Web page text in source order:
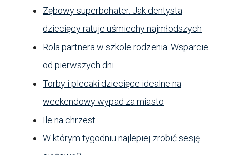
Zębowy superbohater. Jak dentysta
dziecięcy ratuje uśmiechy najmłodszych
Rola partnera w szkole rodzenia: Wsparcie
od pierwszych dni
Torby i plecaki dziecięce idealne na
weekendowy wypad za miasto
Ile na chrzest
W którym tygodniu najlepiej zrobić sesję